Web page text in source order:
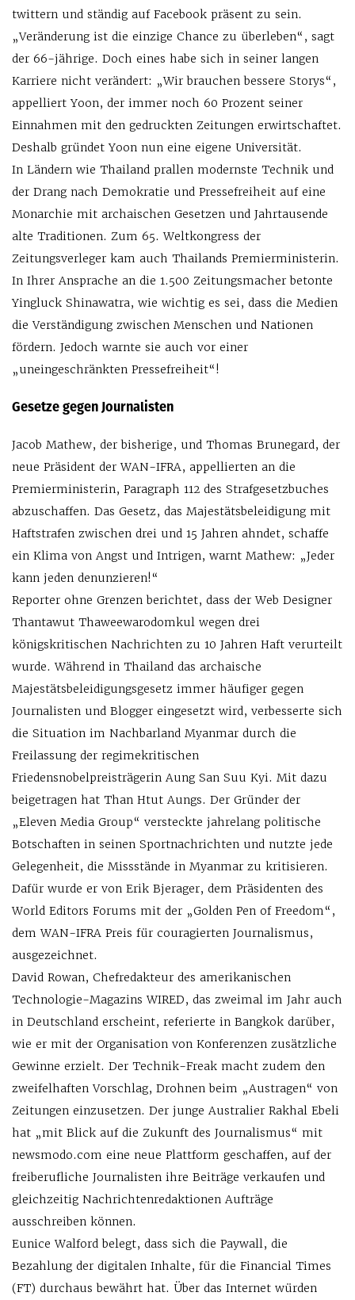
twittern und ständig auf Facebook präsent zu sein.
„Veränderung ist die einzige Chance zu überleben“, sagt
der 66-jährige. Doch eines habe sich in seiner langen
Karriere nicht verändert: „Wir brauchen bessere Storys“,
appelliert Yoon, der immer noch 60 Prozent seiner
Einnahmen mit den gedruckten Zeitungen erwirtschaftet.
Deshalb gründet Yoon nun eine eigene Universität.
In Ländern wie Thailand prallen modernste Technik und
der Drang nach Demokratie und Pressefreiheit auf eine
Monarchie mit archaischen Gesetzen und Jahrtausende
alte Traditionen. Zum 65. Weltkongress der
Zeitungsverleger kam auch Thailands Premierministerin.
In Ihrer Ansprache an die 1.500 Zeitungsmacher betonte
Yingluck Shinawatra, wie wichtig es sei, dass die Medien
die Verständigung zwischen Menschen und Nationen
fördern. Jedoch warnte sie auch vor einer
„uneingeschränkten Pressefreiheit“!
Gesetze gegen Journalisten
Jacob Mathew, der bisherige, und Thomas Brunegard, der
neue Präsident der WAN-IFRA, appellierten an die
Premierministerin, Paragraph 112 des Strafgesetzbuches
abzuschaffen. Das Gesetz, das Majestätsbeleidigung mit
Haftstrafen zwischen drei und 15 Jahren ahndet, schaffe
ein Klima von Angst und Intrigen, warnt Mathew: „Jeder
kann jeden denunzieren!“
Reporter ohne Grenzen berichtet, dass der Web Designer
Thantawut Thaweewarodomkul wegen drei
königskritischen Nachrichten zu 10 Jahren Haft verurteilt
wurde. Während in Thailand das archaische
Majestätsbeleidigungsgesetz immer häufiger gegen
Journalisten und Blogger eingesetzt wird, verbesserte sich
die Situation im Nachbarland Myanmar durch die
Freilassung der regimekritischen
Friedensnobelpreisträgerin Aung San Suu Kyi. Mit dazu
beigetragen hat Than Htut Aungs. Der Gründer der
„Eleven Media Group“ versteckte jahrelang politische
Botschaften in seinen Sportnachrichten und nutzte jede
Gelegenheit, die Missstände in Myanmar zu kritisieren.
Dafür wurde er von Erik Bjerager, dem Präsidenten des
World Editors Forums mit der „Golden Pen of Freedom“,
dem WAN-IFRA Preis für couragierten Journalismus,
ausgezeichnet.
David Rowan, Chefredakteur des amerikanischen
Technologie-Magazins WIRED, das zweimal im Jahr auch
in Deutschland erscheint, referierte in Bangkok darüber,
wie er mit der Organisation von Konferenzen zusätzliche
Gewinne erzielt. Der Technik-Freak macht zudem den
zweifelhaften Vorschlag, Drohnen beim „Austragen“ von
Zeitungen einzusetzen. Der junge Australier Rakhal Ebeli
hat „mit Blick auf die Zukunft des Journalismus“ mit
newsmodo.com eine neue Plattform geschaffen, auf der
freiberufliche Journalisten ihre Beiträge verkaufen und
gleichzeitig Nachrichtenredaktionen Aufträge
ausschreiben können.
Eunice Walford belegt, dass sich die Paywall, die
Bezahlung der digitalen Inhalte, für die Financial Times
(FT) durchaus bewährt hat. Über das Internet würden